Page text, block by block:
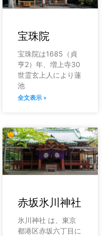
宝珠院
宝珠院は1685（貞
亨2）年、増上寺30
世霊玄上人により蓮
池
全文表示 »
赤坂氷川神社
氷川神社 は、東京
都港区赤坂六丁目に